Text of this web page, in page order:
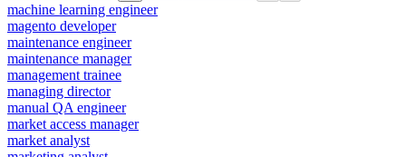
machine learning engineer
magento developer
maintenance engineer
maintenance manager
management trainee
managing director
manual QA engineer
market access manager
market analyst